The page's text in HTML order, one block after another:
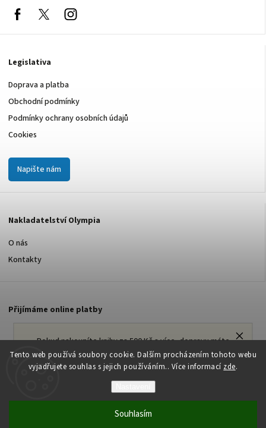
Tento web používá soubory cookie. Dalším procházením tohoto webu
vyjadřujete souhlas s jejich používáním.. Více informací zde.
Souhlasím
Pokud nakoupíte knihy za 500 Kč a více, dopravu máte
od nás ZDARMA!
Facebook nolympia61611
Legislativa
Doprava a platba
Obchodní podmínky
Podmínky ochrany osobních údajů
Cookies
Napište nám
Nakladatelství Olympia
O nás
Kontakty
Přijímáme online platby
Nakladatelství Olympia s.r.o.
vyhrazena.